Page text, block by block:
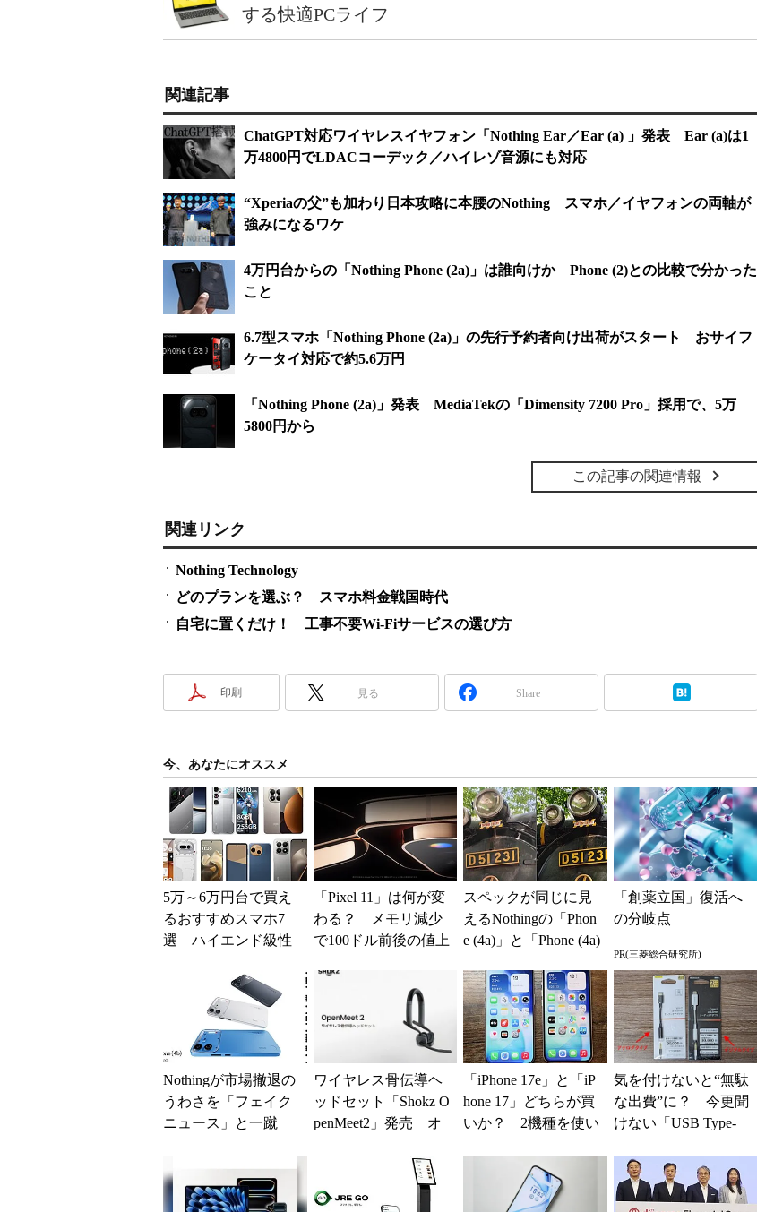
する快適PCライフ
関連記事
ChatGPT対応ワイヤレスイヤフォン「Nothing Ear／Ear (a) 」発表 Ear (a)は1
万4800円でLDACコーデック／ハイレゾ音源にも対応
“Xperiaの父”も加わり日本攻略に本腰のNothing スマホ／イヤフォンの両軸が
強みになるワケ
4万円台からの「Nothing Phone (2a)」は誰向けか Phone (2)との比較で分かった
こと
6.7型スマホ「Nothing Phone (2a)」の先行予約者向け出荷がスタート おサイフ
ケータイ対応で約5.6万円
「Nothing Phone (2a)」発表 MediaTekの「Dimensity 7200 Pro」採用で、5万
5800円から
この記事の関連情報
関連リンク
Nothing Technology
どのプランを選ぶ？ スマホ料金戦国時代
自宅に置くだけ！ 工事不要Wi-Fiサービスの選び方
印刷 見る Share
今、あなたにオススメ
5万～6万円台で買え
るおすすめスマホ7
選 ハイエンド級性
対応、カメラ重視な
「Pixel 11」は何が変
わる？ メモリ減少
で100ドル前後の値上
スペックが同じに見
えるNothingの「Phon
e (4a)」と「Phone (4a)
「創薬立国」復活へ
の分岐点
PR(三菱総合研究所)
Nothingが市場撤退の
うわさを「フェイク
ニュース」と一蹴
ワイヤレス骨伝導ヘ
ッドセット「Shokz O
penMeet2」発売 オ
「iPhone 17e」と「iP
hone 17」どちらが買
いか？ 2機種を使い
気を付けないと“無駄
な出費”に？ 今更聞
けない「USB Type-